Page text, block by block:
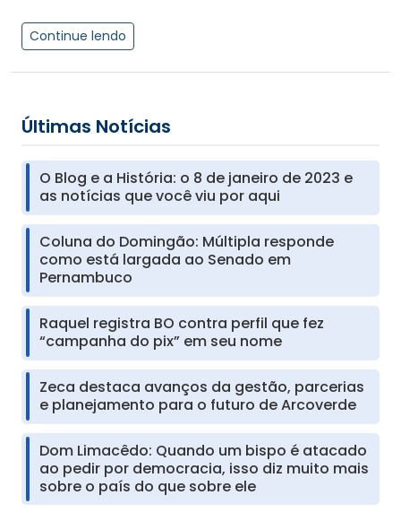
Continue lendo
Últimas Notícias
O Blog e a História: o 8 de janeiro de 2023 e
as notícias que você viu por aqui
Coluna do Domingão: Múltipla responde
como está largada ao Senado em
Pernambuco
Raquel registra BO contra perfil que fez
“campanha do pix” em seu nome
Zeca destaca avanços da gestão, parcerias
e planejamento para o futuro de Arcoverde
Dom Limacêdo: Quando um bispo é atacado
ao pedir por democracia, isso diz muito mais
sobre o país do que sobre ele